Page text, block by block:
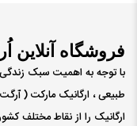
خانواده ارائه
فروشگاه آنلاین
با توجه به اهمیت سبک
طبیعی ، ارگانیک مارکت (
ارگانیک را از نقاط مختلف